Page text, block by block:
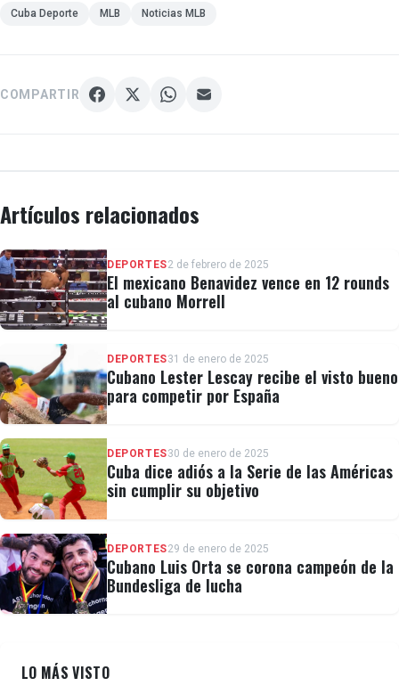
Cuba Deporte MLB Noticias MLB
COMPARTIR
Artículos relacionados
DEPORTES2 de febrero de 2025
El mexicano Benavidez vence en 12 rounds
al cubano Morrell
DEPORTES31 de enero de 2025
Cubano Lester Lescay recibe el visto bueno
para competir por España
DEPORTES30 de enero de 2025
Cuba dice adiós a la Serie de las Américas
sin cumplir su objetivo
DEPORTES29 de enero de 2025
Cubano Luis Orta se corona campeón de la
Bundesliga de lucha
LO MÁS VISTO